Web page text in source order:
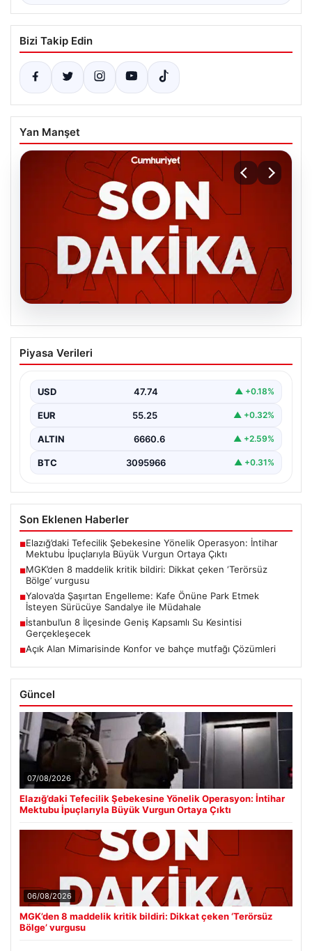
Bizi Takip Edin
Yan Manşet
MGK’den 8 maddelik kritik bildiri: Dikkat
çeken ‘Terörsüz Bölge’ vurgusu
Piyasa Verileri
USD 47.74 ▲ +0.18%
EUR 55.25 ▲ +0.32%
ALTIN 6660.6 ▲ +2.59%
BTC 3095966 ▲ +0.31%
Son Eklenen Haberler
■Elazığ’daki Tefecilik Şebekesine Yönelik Operasyon: İntihar
Mektubu İpuçlarıyla Büyük Vurgun Ortaya Çıktı
■MGK’den 8 maddelik kritik bildiri: Dikkat çeken ‘Terörsüz
Bölge’ vurgusu
■Yalova’da Şaşırtan Engelleme: Kafe Önüne Park Etmek
İsteyen Sürücüye Sandalye ile Müdahale
■İstanbul’un 8 İlçesinde Geniş Kapsamlı Su Kesintisi
Gerçekleşecek
■Açık Alan Mimarisinde Konfor ve bahçe mutfağı Çözümleri
Güncel
07/08/2026
Elazığ’daki Tefecilik Şebekesine Yönelik Operasyon: İntihar
Mektubu İpuçlarıyla Büyük Vurgun Ortaya Çıktı
06/08/2026
MGK’den 8 maddelik kritik bildiri: Dikkat çeken ‘Terörsüz
Bölge’ vurgusu